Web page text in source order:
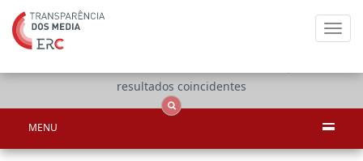
resultados coincidentes
MENU